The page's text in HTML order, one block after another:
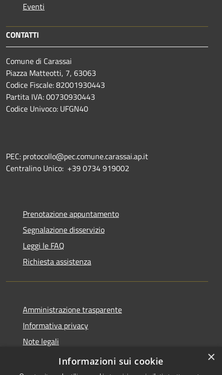
Eventi
CONTATTI
Comune di Carassai
Piazza Matteotti, 7, 63063
Codice Fiscale: 82001930443
Partita IVA: 00730930443
Codice Univoco: UFGN40
PEC: protocollo@pec.comune.carassai.ap.it
Centralino Unico: +39 0734 919002
Prenotazione appuntamento
Segnalazione disservizio
Leggi le FAQ
Richiesta assistenza
Amministrazione trasparente
Informativa privacy
Note legali
Dichiarazione di accessibilità
×
Informazioni sui cookie